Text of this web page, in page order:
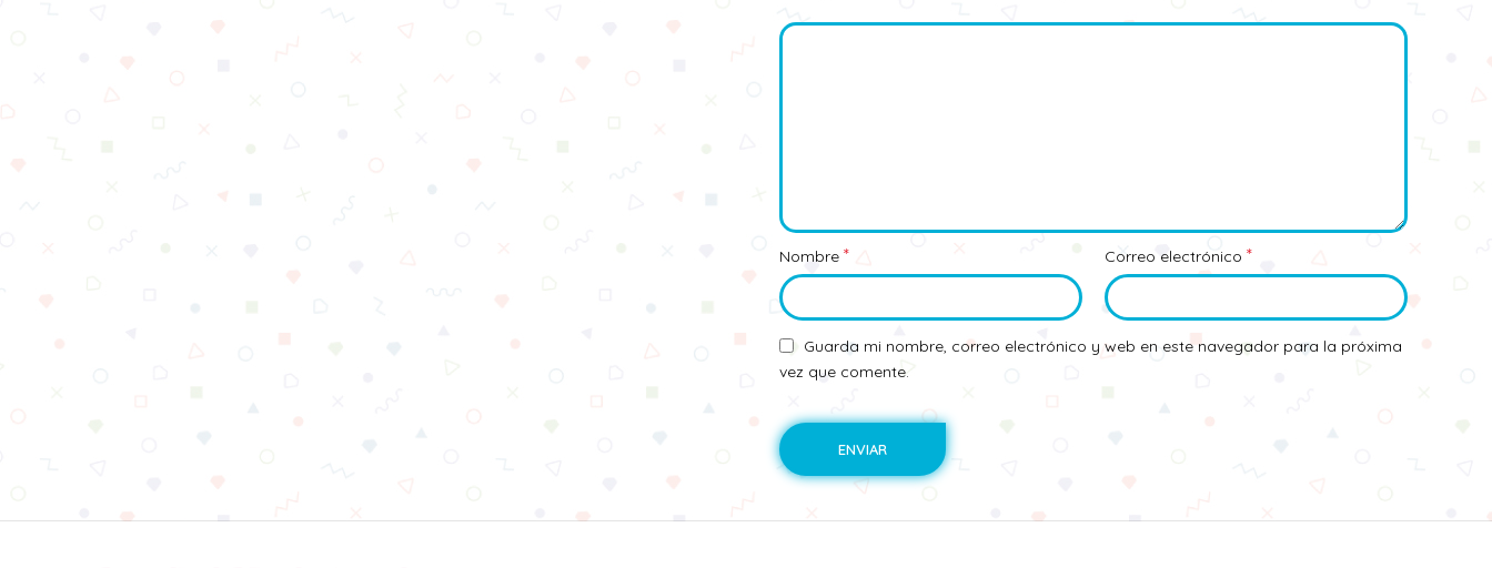
Nombre * Correo electrónico *
Guarda mi nombre, correo electrónico y web en este navegador para la próxima
vez que comente.